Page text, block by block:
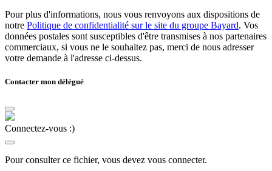
Pour plus d'informations, nous vous renvoyons aux dispositions de
notre Politique de confidentialité sur le site du groupe Bayard. Vos
données postales sont susceptibles d'être transmises à nos partenaires
commerciaux, si vous ne le souhaitez pas, merci de nous adresser
votre demande à l'adresse ci-dessus.
Contacter mon délégué
Connectez-vous :)
Pour consulter ce fichier, vous devez vous connecter.